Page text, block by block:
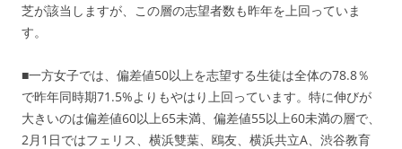
芝が該当しますが、この層の志望者数も昨年を上回っていま
す。
■一方女子では、偏差値50以上を志望する生徒は全体の78.8％
で昨年同時期71.5%よりもやはり上回っています。特に伸びが
大きいのは偏差値60以上65未満、偏差値55以上60未満の層で、
2月1日ではフェリス、横浜雙葉、鴎友、横浜共立A、渋谷教育